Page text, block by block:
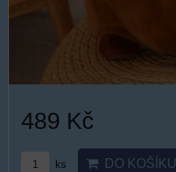
489 Kč
ks DO KOŠÍKU